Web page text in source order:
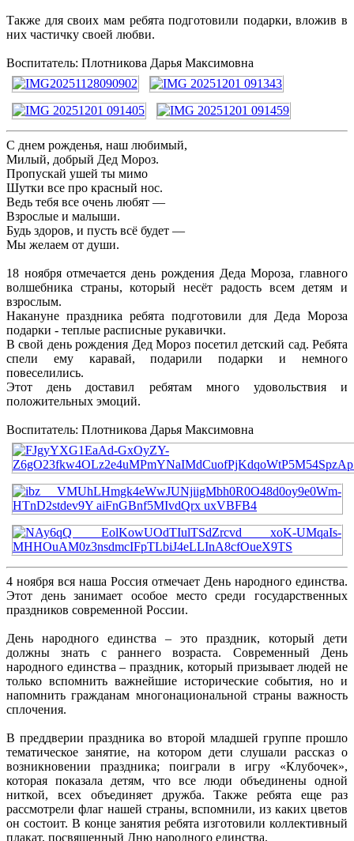
Также для своих мам ребята подготовили подарки, вложив в
них частичку своей любви.
Воспитатель: Плотникова Дарья Максимовна
С днем рожденья, наш любимый,
Милый, добрый Дед Мороз.
Пропускай ушей ты мимо
Шутки все про красный нос.
Ведь тебя все очень любят —
Взрослые и малыши.
Будь здоров, и пусть всё будет —
Мы желаем от души.
18 ноября отмечается день рождения Деда Мороза, главного
волшебника страны, который несёт радость всем детям и
взрослым.
Накануне праздника ребята подготовили для Деда Мороза
подарки - теплые расписные рукавички.
В свой день рождения Дед Мороз посетил детский сад. Ребята
спели ему каравай, подарили подарки и немного
повеселились.
Этот день доставил ребятам много удовольствия и
положительных эмоций.
Воспитатель: Плотникова Дарья Максимовна
4 ноября вся наша Россия отмечает День народного единства.
Этот день занимает особое место среди государственных
праздников современной России.
День народного единства – это праздник, который дети
должны знать с раннего возраста. Современный День
народного единства – праздник, который призывает людей не
только вспомнить важнейшие исторические события, но и
напомнить гражданам многонациональной страны важность
сплочения.
В преддверии праздника во второй младшей группе прошло
тематическое занятие, на котором дети слушали рассказ о
возникновении праздника; поиграли в игру «Клубочек»,
которая показала детям, что все люди объединены одной
ниткой, всех объединяет дружба. Также ребята еще раз
рассмотрели флаг нашей страны, вспомнили, из каких цветов
он состоит. В конце занятия ребята изготовили коллективный
плакат, посвященный Дню народного единства.